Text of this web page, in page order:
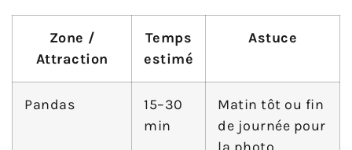
Zone /
Attraction
Temps
estimé
Astuce
Pandas
15–30
min
Matin tôt ou fin
de journée pour